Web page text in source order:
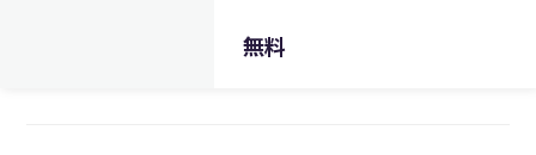
無料